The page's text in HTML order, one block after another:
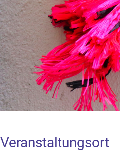
Veranstaltungsort